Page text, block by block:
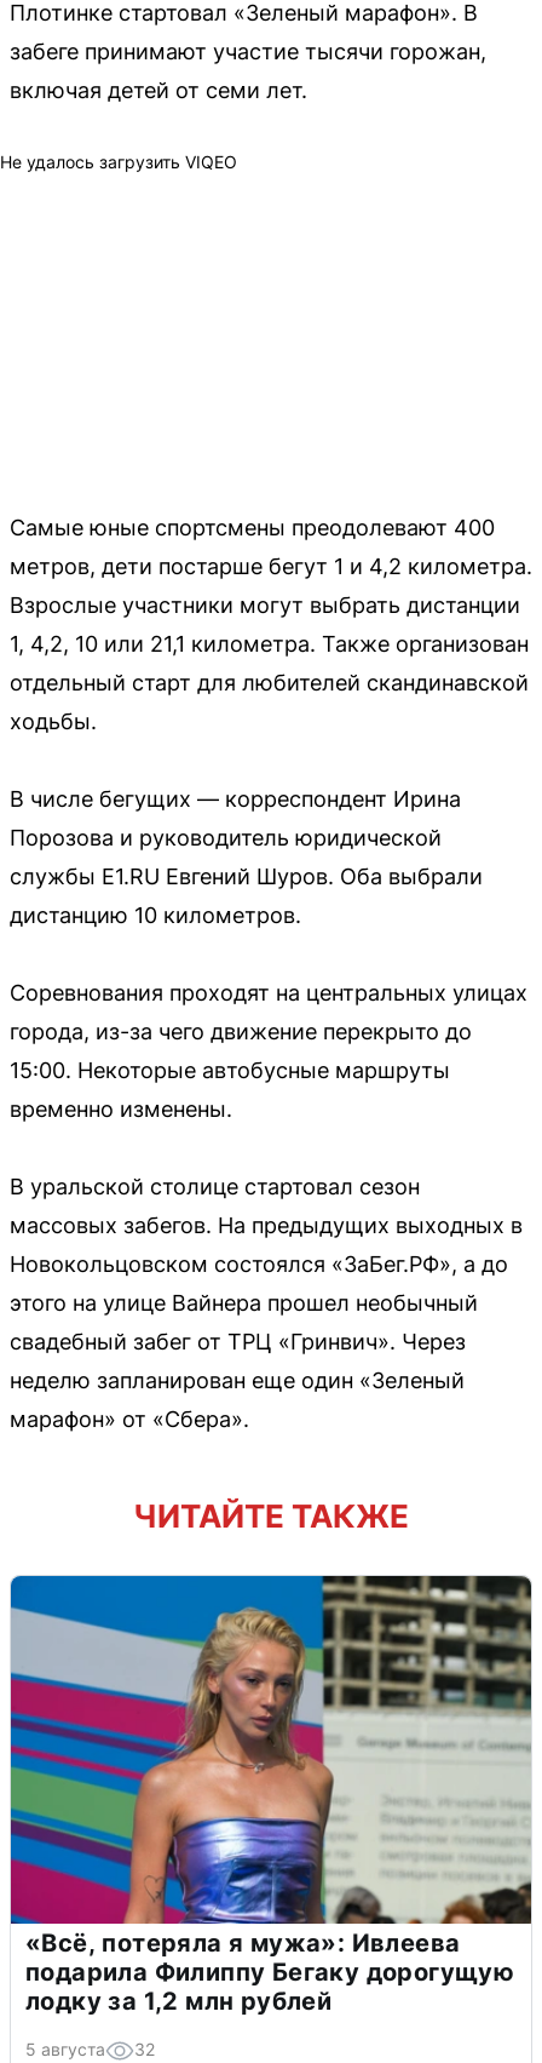
Плотинке стартовал «Зеленый марафон». В
забеге принимают участие тысячи горожан,
включая детей от семи лет.
Не удалось загрузить VIQEO
Самые юные спортсмены преодолевают 400
метров, дети постарше бегут 1 и 4,2 километра.
Взрослые участники могут выбрать дистанции
1, 4,2, 10 или 21,1 километра. Также организован
отдельный старт для любителей скандинавской
ходьбы.
В числе бегущих — корреспондент Ирина
Порозова и руководитель юридической
службы E1.RU Евгений Шуров. Оба выбрали
дистанцию 10 километров.
Соревнования проходят на центральных улицах
города, из-за чего движение перекрыто до
15:00. Некоторые автобусные маршруты
временно изменены.
В уральской столице стартовал сезон
массовых забегов. На предыдущих выходных в
Новокольцовском состоялся «ЗаБег.РФ», а до
этого на улице Вайнера прошел необычный
свадебный забег от ТРЦ «Гринвич». Через
неделю запланирован еще один «Зеленый
марафон» от «Сбера».
ЧИТАЙТЕ ТАКЖЕ
«Всё, потеряла я мужа»: Ивлеева
подарила Филиппу Бегаку дорогущую
лодку за 1,2 млн рублей
5 августа 32